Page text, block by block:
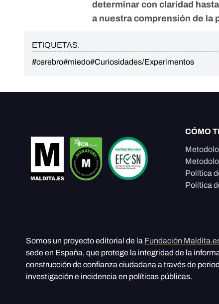
determinar con claridad
a nuestra comprensión de la
ETIQUETAS:
#cerebro#miedo#Curiosidades/Experimentos
CÓMO
Política
Política
Somos un proyecto editorial de la Fundación
sede en España, que protege la integridad de la
construcción de confianza ciudadana a través de
investigación e incidencia en políticas públicas.